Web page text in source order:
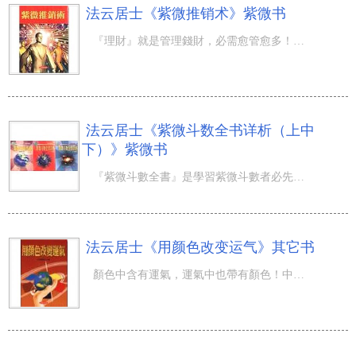
法云居士《紫微推销术》紫微书
『理財』就是管理錢財，必需愈管愈多！因此，理財就是賺錢！每個人出生到這世界上來，就是來賺錢的，也是來
法云居士《紫微斗数全书详析（上中
下）》紫微书
『紫微斗數全書』是學習紫微斗數者必先熟讀的一本書，但是這本書經過歷代人士的添補、解說或後人在翻印植字
法云居士《用颜色改变运气》其它书
顏色中含有運氣，運氣中也帶有顏色！中國有一套富有哲理系統的用色方法和色彩學。更可以利用顏色來改變磁場